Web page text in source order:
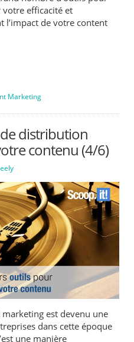
efficacité et
l’impact de votre content
Marketing
distribution
contenu (4/6)
est devenu une
dans cette époque
une manière